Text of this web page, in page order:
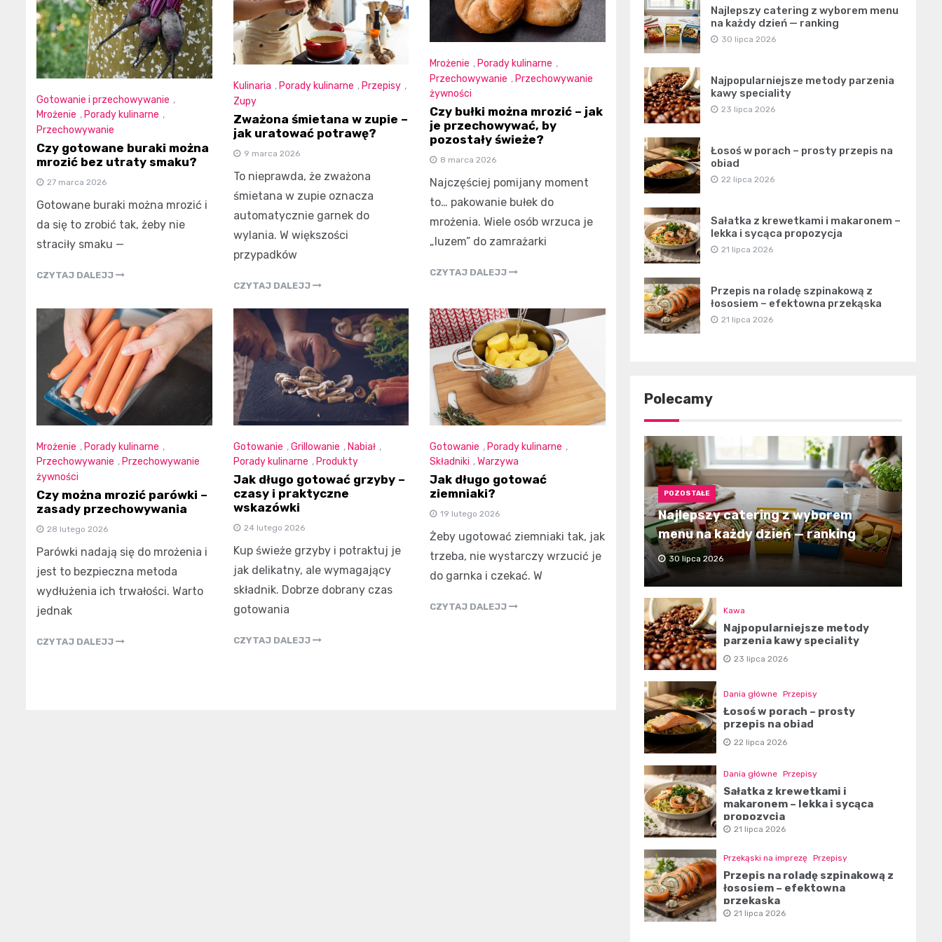
Gotowanie i przechowywanie ,
Mrożenie , Porady kulinarne ,
Przechowywanie
Czy gotowane buraki można
mrozić bez utraty smaku?
27 marca 2026
Gotowane buraki można mrozić i
da się to zrobić tak, żeby nie
straciły smaku —
CZYTAJ DALEJJ
Kulinaria , Porady kulinarne , Przepisy ,
Zupy
Zważona śmietana w zupie –
jak uratować potrawę?
9 marca 2026
To nieprawda, że zważona
śmietana w zupie oznacza
automatycznie garnek do
wylania. W większości
przypadków
CZYTAJ DALEJJ
Mrożenie ,Porady kulinarne ,
Przechowywanie , Przechowywanie
żywności
Czy bułki można mrozić – jak
je przechowywać, by
pozostały świeże?
8 marca 2026
Najczęściej pomijany moment
to… pakowanie bułek do
mrożenia. Wiele osób wrzuca je
„luzem” do zamrażarki
CZYTAJ DALEJJ
Mrożenie , Porady kulinarne ,
Przechowywanie ,Przechowywanie
żywności
Czy można mrozić parówki –
zasady przechowywania
28 lutego 2026
Parówki nadają się do mrożenia i
jest to bezpieczna metoda
wydłużenia ich trwałości. Warto
jednak
CZYTAJ DALEJJ
Gotowanie ,Grillowanie , Nabiał ,
Porady kulinarne ,Produkty
Jak długo gotować grzyby –
czasy i praktyczne
wskazówki
24 lutego 2026
Kup świeże grzyby i potraktuj je
jak delikatny, ale wymagający
składnik. Dobrze dobrany czas
gotowania
CZYTAJ DALEJJ
Gotowanie , Porady kulinarne ,
Składniki ,Warzywa
Jak długo gotować
ziemniaki?
19 lutego 2026
Żeby ugotować ziemniaki tak, jak
trzeba, nie wystarczy wrzucić je
do garnka i czekać. W
CZYTAJ DALEJJ
Najlepszy catering z wyborem menu
na każdy dzień — ranking
30 lipca 2026
Najpopularniejsze metody parzenia
kawy speciality
23 lipca 2026
Łosoś w porach – prosty przepis na
obiad
22 lipca 2026
Sałatka z krewetkami i makaronem –
lekka i sycąca propozycja
21 lipca 2026
Przepis na roladę szpinakową z
łososiem – efektowna przekąska
21 lipca 2026
Polecamy
POZOSTAŁE
Najlepszy catering z wyborem
menu na każdy dzień — ranking
30 lipca 2026
Kawa
Najpopularniejsze metody
parzenia kawy speciality
23 lipca 2026
Dania główne Przepisy
Łosoś w porach – prosty
przepis na obiad
22 lipca 2026
Dania główne Przepisy
Sałatka z krewetkami i
makaronem – lekka i sycąca
propozycja
21 lipca 2026
Przekąski na imprezę Przepisy
Przepis na roladę szpinakową z
łososiem – efektowna
przekąska
21 lipca 2026